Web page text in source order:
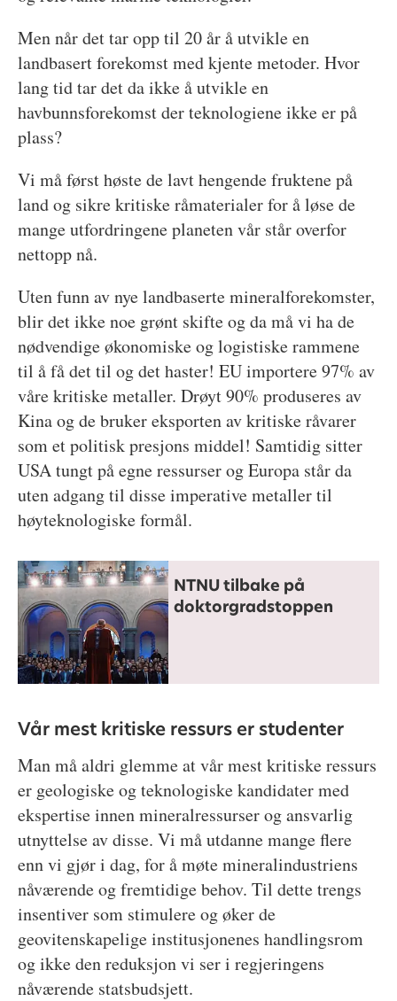
Men når det tar opp til 20 år å utvikle en
landbasert forekomst med kjente metoder. Hvor
lang tid tar det da ikke å utvikle en
havbunnsforekomst der teknologiene ikke er på
plass?
Vi må først høste de lavt hengende fruktene på
land og sikre kritiske råmaterialer for å løse de
mange utfordringene planeten vår står overfor
nettopp nå.
Uten funn av nye landbaserte mineralforekomster,
blir det ikke noe grønt skifte og da må vi ha de
nødvendige økonomiske og logistiske rammene
til å få det til og det haster! EU importere 97% av
våre kritiske metaller. Drøyt 90% produseres av
Kina og de bruker eksporten av kritiske råvarer
som et politisk presjons middel! Samtidig sitter
USA tungt på egne ressurser og Europa står da
uten adgang til disse imperative metaller til
høyteknologiske formål.
NTNU tilbake på
doktorgradstoppen
Vår mest kritiske ressurs er studenter
Man må aldri glemme at vår mest kritiske ressurs
er geologiske og teknologiske kandidater med
ekspertise innen mineralressurser og ansvarlig
utnyttelse av disse. Vi må utdanne mange flere
enn vi gjør i dag, for å møte mineralindustriens
nåværende og fremtidige behov. Til dette trengs
insentiver som stimulere og øker de
geovitenskapelige institusjonenes handlingsrom
og ikke den reduksjon vi ser i regjeringens
nåværende statsbudsjett.